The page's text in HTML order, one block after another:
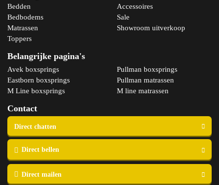
Bedden
Bedbodems
Matrassen
Toppers
Accessoires
Sale
Showroom uitverkoop
Belangrijke pagina's
Avek boxsprings
Eastborn boxsprings
M Line boxsprings
Pullman boxsprings
Pullman matrassen
M line matrassen
Contact